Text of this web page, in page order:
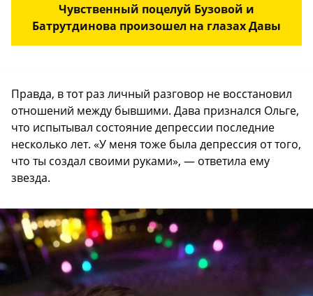
Чувственный поцелуй Бузовой и
Батрутдинова произошел на глазах Давы
Правда, в тот раз личный разговор не восстановил
отношений между бывшими. Дава признался Ольге,
что испытывал состояние депрессии последние
несколько лет. «У меня тоже была депрессия от того,
что ты создал своими руками», — ответила ему
звезда.